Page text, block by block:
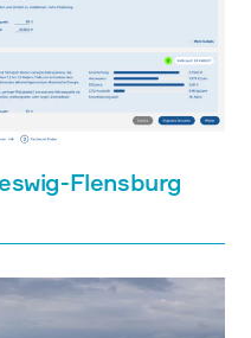
Flensburg